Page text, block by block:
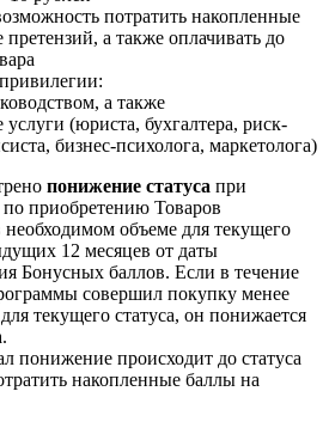
потратить накопленные
а также оплачивать до
а также
(юриста, бухгалтера, риск-
бизнес-психолога, маркетолога)
понижение статуса при
приобретению Товаров
объеме для текущего
12 месяцев от даты
Бонусных баллов. Если в течение
совершил покупку менее
текущего статуса, он понижается
понижение происходит до статуса
накопленные баллы на